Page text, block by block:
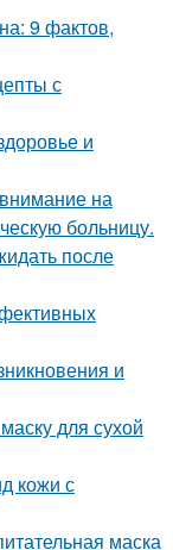
9 фактов,
с
и
на
больницу.
после
и
для сухой
кожи с
маска